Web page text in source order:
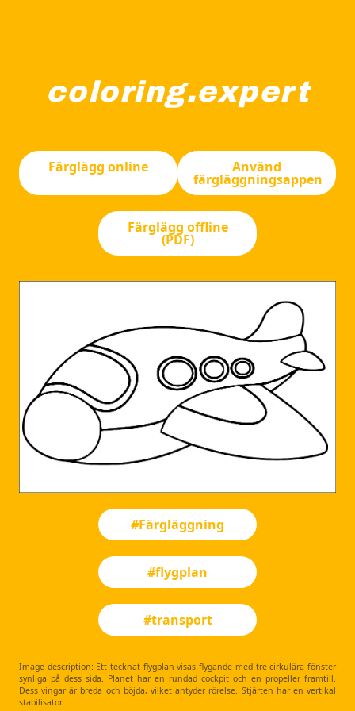
coloring.expert
Färglägg online
Använd
färgläggningsappen
Färglägg offline
(PDF)
#Färgläggning
#flygplan
#transport
Image description: Ett tecknat flygplan visas flygande med tre cirkulära fönster
synliga på dess sida. Planet har en rundad cockpit och en propeller framtill.
Dess vingar är breda och böjda, vilket antyder rörelse. Stjärten har en vertikal
stabilisator.